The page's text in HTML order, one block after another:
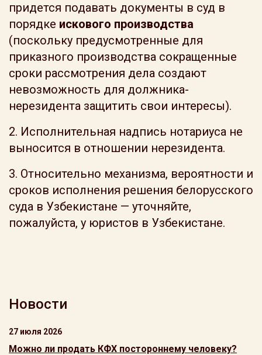
придется подавать документы в суд в
порядке искового производства
(поскольку предусмотренные для
приказного производства сокращенные
сроки рассмотрения дела создают
невозможность для должника-
нерезидента защитить свои интересы).
2. Исполнительная надпись нотариуса не
выносится в отношении нерезидента.
3. Относительно механизма, вероятности и
сроков исполнения решения белорусского
суда в Узбекистане — уточняйте,
пожалуйста, у юристов в Узбекистане.
Новости
27 июля 2026
Можно ли продать КФХ постороннему человеку?